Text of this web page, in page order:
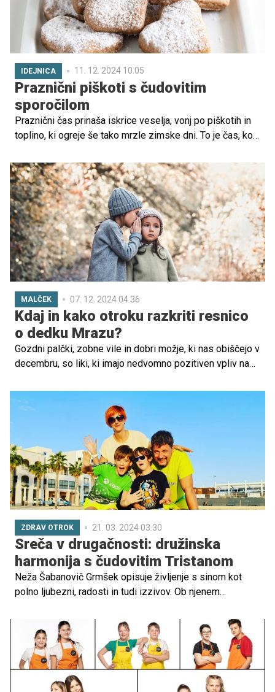
IDEJNICA 11. 12. 2024 10.05
Praznični piškoti s čudovitim
sporočilom
Praznični čas prinaša iskrice veselja, vonj po piškotih in
toplino, ki ogreje še tako mrzle zimske dni. To je čas, ko
Miklavž, Božiček in dedek Mraz so simboli dobrote,
skrbnosti in radodarnosti. Pa res potrebujemo dolgo belo
brado, da postanemo dobri možje? Seveda ne! V resnici
smo lahko dobri možje prav vsi – s preprostimi dejanji, ki
prinašajo toplino in upanje. Poglejmo, kako lahko
poskrbimo, da bo ta praznični čas poseben in srčen za
nas in vse okoli nas.
MALČEK 07. 12. 2024 04.36
Kdaj in kako otroku razkriti resnico
o dedku Mrazu?
Gozdni palčki, zobne vile in dobri možje, ki nas obiščejo v
decembru, so liki, ki imajo nedvomno pozitiven vpliv na
se s pravljičnimi bitji poistoveti, zato se ob njih uči verjeti
v dobre stvari - prijateljstvo, ljubezen, medsebojno
naklonjenost in pomoč, tudi čudeže. V tem mesecu so v
številnih družinah aktualni 3 možje - Miklavž, Božiček in
dedek Mraz, ki jih otroci tako nestrpno čakajo. Dobri
možje pa marsikaterega starša spodbudijo tudi k
razmišljanju, kdaj otroku sploh razkriti resnico o njihovem
obstoju.
ZDRAV OTROK 21. 03. 2024 03.30
Sreča v drugačnosti: družinska
harmonija s čudovitim Tristanom
Neža Šabanovič Grmšek opisuje življenje s sinom kot
polno ljubezni, radosti in tudi izzivov. Ob njenem
veselja poudarja pomen družinskega razumevanja,
povezanosti in pozitivnega pristopa. Z navdihujočo
zgodbo o moči, upanju in lepoti vsakdanjih trenutkov
odpira srca in vabi medse. Intervju z mamico čudovitega
dečka Tristana, ki ima en kromosom več.